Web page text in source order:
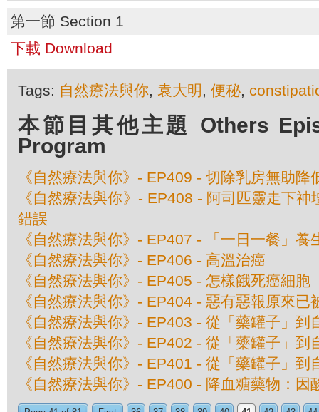
第一節 Section 1
下載 Download
Tags: 自然療法與你, 袁大明 , 便秘,
本節目其他主題 Others
Program
《自然療法與你》- EP409 - 切除乳房無助降
《自然療法與你》- EP408 - 阿司匹靈走下
錯誤
《自然療法與你》- EP407 - 「一日一餐」養
《自然療法與你》- EP406 - 高溫治癌
《自然療法與你》- EP405 - 怎樣餓死癌細胞
《自然療法與你》- EP404 - 惡有惡報原來已
《自然療法與你》- EP403 - 從「藥罐子」到
《自然療法與你》- EP402 - 從「藥罐子」到
《自然療法與你》- EP401 - 從「藥罐子」到
《自然療法與你》- EP400 - 降血糖藥物：因